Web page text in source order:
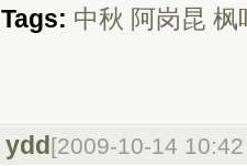
Tags: 中秋 阿岗昆 枫
ydd [2009-10-14